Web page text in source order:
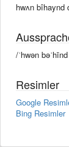
hwʌn bîhaynd
/ˈhwən
Resimler
Google
Bing Resimler